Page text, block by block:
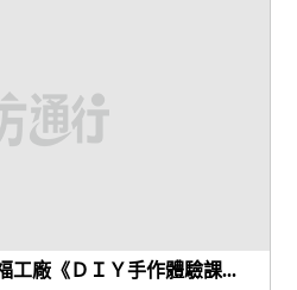
工廠《ＤＩＹ手作體驗課...